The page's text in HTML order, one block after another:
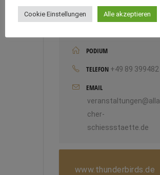
PODIUM
TELEFON +49 89 399482
EMAIL
veranstaltungen@alla
cher-
schiessstaette.de
www.thunderbirds.de
Cookie Einstellungen Alle akzeptieren